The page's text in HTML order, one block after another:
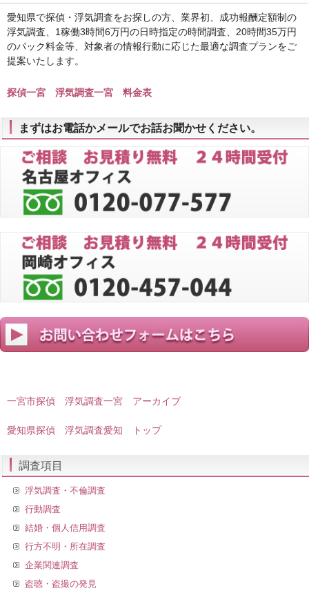
愛知県で探偵・浮気調査をお探しの方、業界初、成功報酬定額制の
浮気調査、1稼働3時間6万円の日時指定の時間調査、20時間35万円
のパック料金等、対象者の情報行動に応じた最適な調査プランをご
提案いたします。
探偵一宮 浮気調査一宮 料金表
まずはお電話かメールでお話お聞かせください。
一宮市探偵 浮気調査一宮 アーカイブ
愛知県探偵 浮気調査愛知 トップ
調査項目
浮気調査・不倫調査
行動調査
結婚・個人信用調査
行方不明・所在調査
企業関連調査
盗聴・盗撮の発見